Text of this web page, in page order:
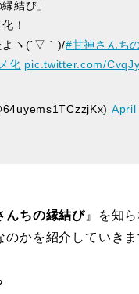
結び」
！
よヽ(´▽｀)/#甘神さんち
化 pic.twitter.com/
April
んちの縁結び 』を知
かを紹介していきま